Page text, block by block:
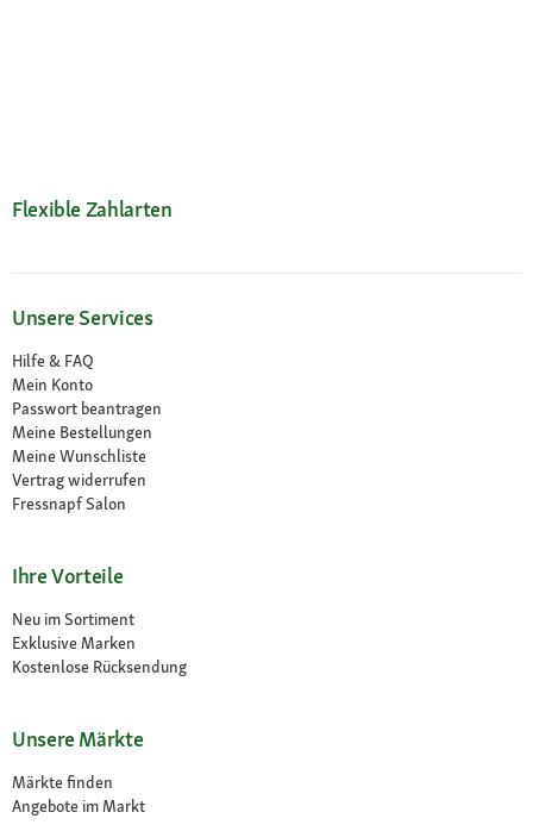
Flexible Zahlarten
Unsere Services
Hilfe & FAQ
Mein Konto
Passwort beantragen
Meine Bestellungen
Meine Wunschliste
Vertrag widerrufen
Fressnapf Salon
Ihre Vorteile
Neu im Sortiment
Exklusive Marken
Kostenlose Rücksendung
Unsere Märkte
Märkte finden
Angebote im Markt